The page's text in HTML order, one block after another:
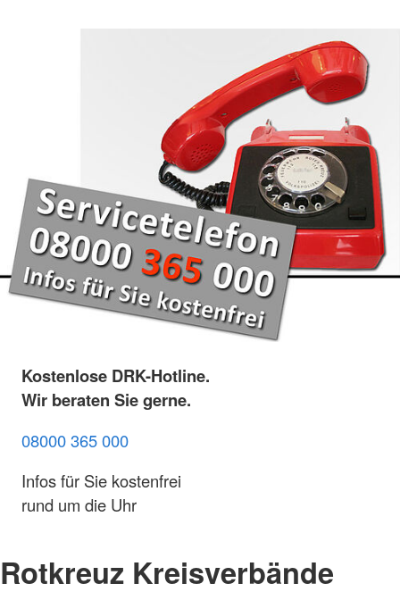
Kostenlose DRK-Hotline.
Wir beraten Sie gerne.
08000 365 000
Infos für Sie kostenfrei
rund um die Uhr
Rotkreuz Kreisverbände